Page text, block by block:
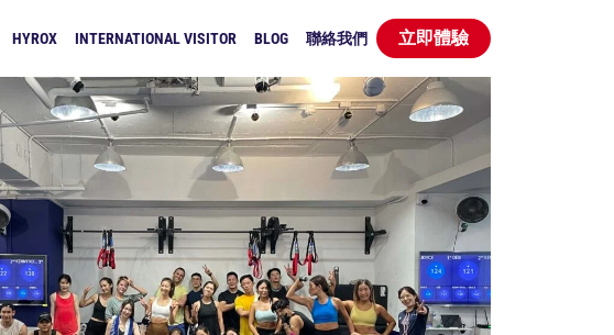
HYROX INTERNATIONAL VISITOR BLOG 聯絡我們 立即體驗